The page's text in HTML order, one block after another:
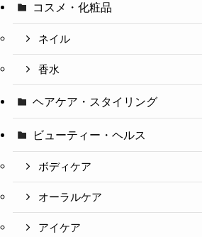
コスメ・化粧品
ネイル
香水
ヘアケア・スタイリング
ビューティー・ヘルス
ボディケア
オーラルケア
アイケア